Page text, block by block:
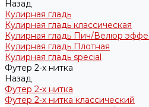
Назад
Кулирная гладь
Кулирная гладь классическая
Кулирная гладь Пич/Велюр
Кулирная гладь Плотная
Кулирная гладь special
Футер 2-х нитка
Назад
Футер 2-х нитка
Футер 2-х нитка классический